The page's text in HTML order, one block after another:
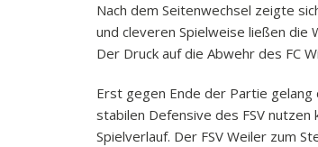
Nach dem Seitenwechsel zeigte
und cleveren Spielweise ließen die
Der Druck auf die Abwehr des FC
Erst gegen Ende der Partie gelang
stabilen Defensive des FSV
Spielverlauf. Der FSV Weiler zum